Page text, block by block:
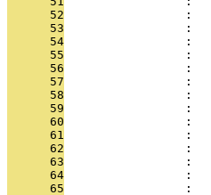
      52
:
      53
:
      54
:
      55
:
      56
:
      57
:
      58
:
      59
:
      60
:
      61
:
      62
:
      63
:
      64
:
      65
: